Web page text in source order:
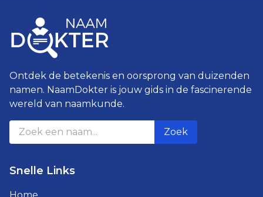
Ontdek de betekenis en oorsprong van duizenden
namen. NaamDokter is jouw gids in de fascinerende
wereld van naamkunde.
Zoek
Snelle Links